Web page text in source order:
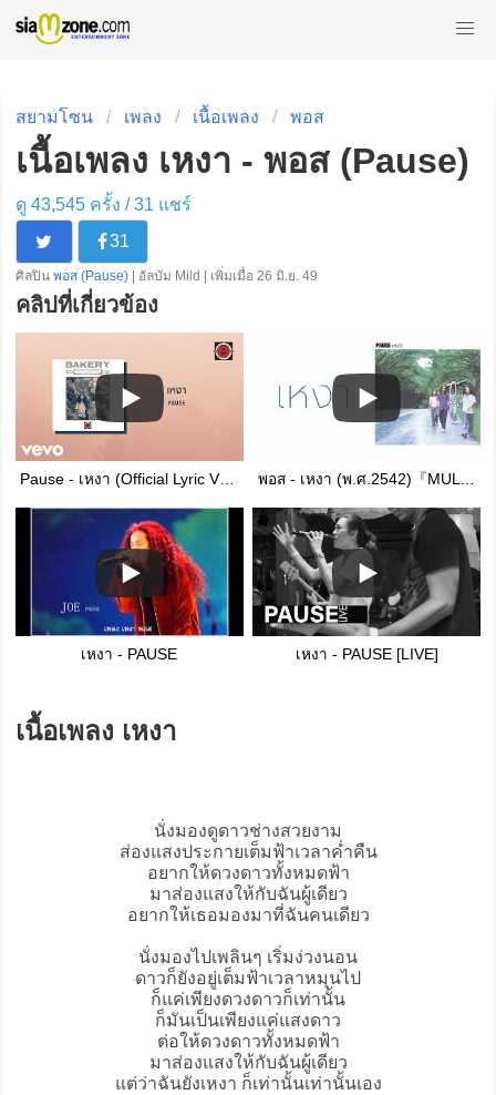
สยามโซน เพลง เนื้อเพลง พอส
เนื้อเพลง เหงา - พอส (Pause)
ดู 43,545 ครั้ง /31 แชร์
31
ศิลปิน พอส (Pause) | อัลบัม Mild | เพิ่มเมื่อ 26 มิ.ย. 49
คลิปที่เกี่ยวข้อง
Pause - เหงา (Official Lyric Video) พอส - เหงา (พ.ศ.2542)『MULTI SUB』
เหงา - PAUSE เหงา - PAUSE [LIVE]
เนื้อเพลง เหงา
นั่งมองดูดาวช่างสวยงาม
ส่องแสงประกายเต็มฟ้าเวลาค่ำคืน
อยากให้ดวงดาวทั้งหมดฟ้า
มาส่องแสงให้กับฉันผู้เดียว
อยากให้เธอมองมาที่ฉันคนเดียว
นั่งมองไปเพลินๆ เริ่มง่วงนอน
ดาวก็ยังอยู่เต็มฟ้าเวลาหมุนไป
ก็แค่เพียงดวงดาวก็เท่านั้น
ก็มันเป็นเพียงแค่แสงดาว
ต่อให้ดวงดาวทั้งหมดฟ้า
มาส่องแสงให้กับฉันผู้เดียว
แต่ว่าฉันยังเหงา ก็เท่านั้นเท่านั้นเอง